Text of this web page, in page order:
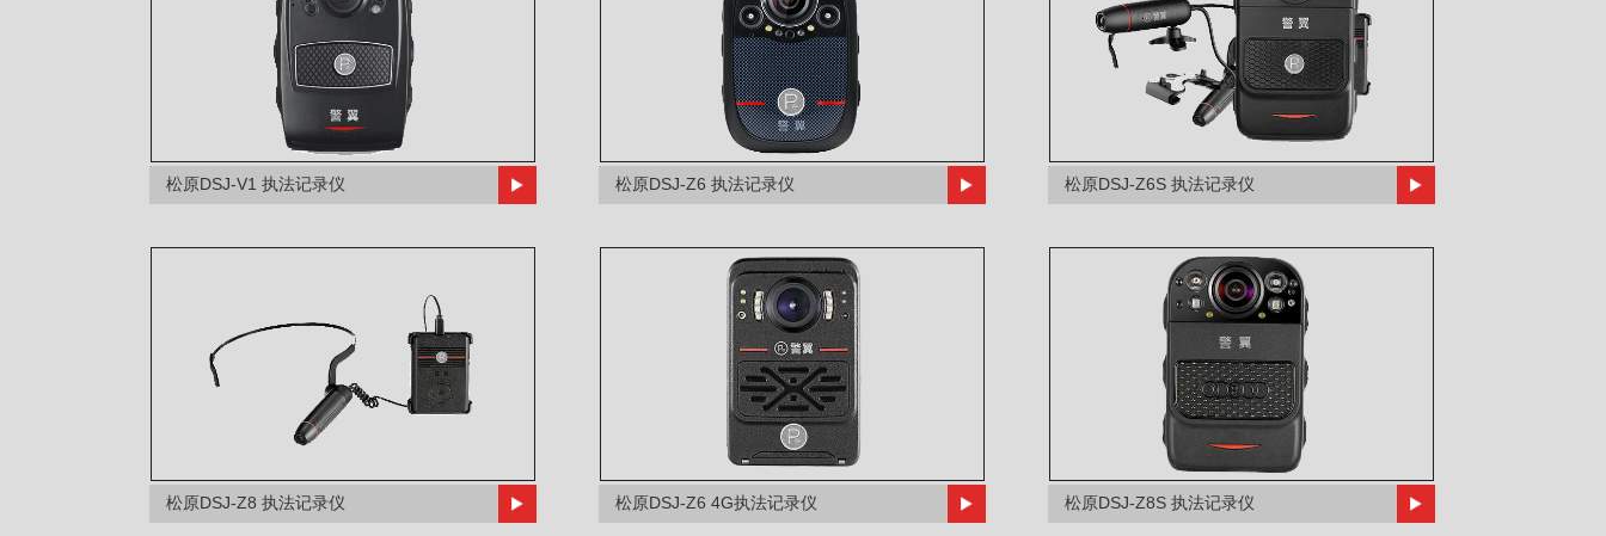
松原DSJ-V1 执法记录仪 松原DSJ-Z6 执法记录仪 松原DSJ-Z6S 执法记录仪
松原DSJ-Z8 执法记录仪 松原DSJ-Z6 4G执法记录仪 松原DSJ-Z8S 执法记录仪